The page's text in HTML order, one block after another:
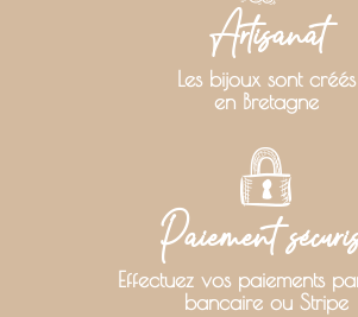
Artisanat
Les bijoux sont créés
en Bretagne
Paiement
Effectuez vos paiements
bancaire ou Stripe